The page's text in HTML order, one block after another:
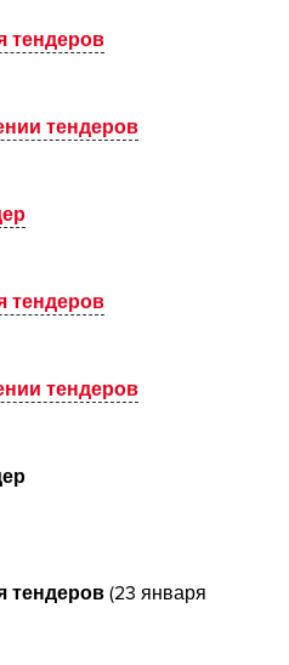
тендеров
тендеров
тендеров
тендеров
тендеров (23 января